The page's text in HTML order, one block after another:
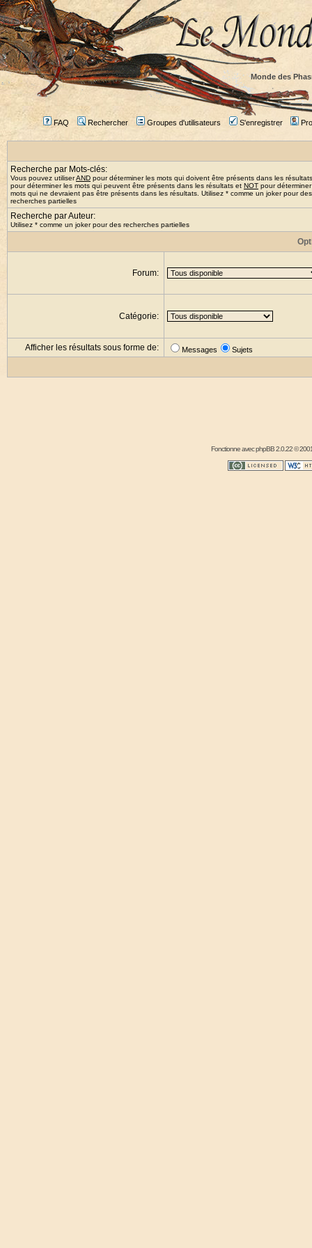
Monde des
FAQ Rechercher Groupes d'utilisateurs S'enregistrer
Recherche par Mots-clés:
Vous pouvez utiliserAND pour déterminer les mots qui doivent être présents dans les
pour déterminer les mots qui peuvent être présents dans les résultats et NOT pour
mots qui ne devraient pas être présents dans les résultats. Utilisez * comme un joker pour des
recherches partielles
Recherche par Auteur:
Utilisez * comme un joker pour des recherches partielles
Forum:
Catégorie:
Afficher les résultats sous forme de: Messages Sujets
Fonctionne avecphpBB2.0.22 ©